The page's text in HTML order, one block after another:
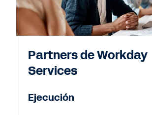
Partners de Workday
Services
Ejecución